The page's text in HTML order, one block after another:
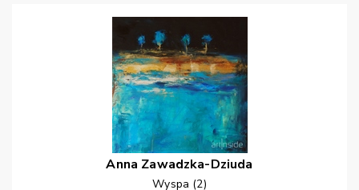
Anna Zawadzka-Dziuda
Wyspa (2)